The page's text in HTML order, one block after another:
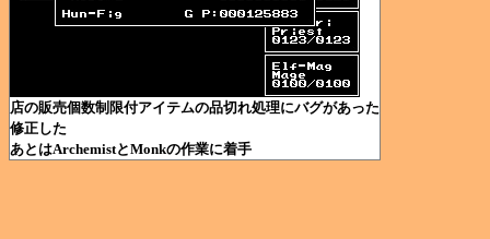
店の販売個数制限付アイテムの品切れ処理にバグがあった
修正した
あとはArchemistとMonkの作業に着手